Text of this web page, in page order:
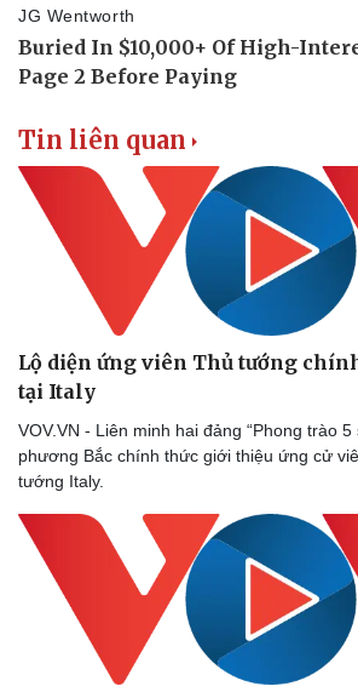
Thông tin doanh nghiệp
Doanh nghiệp 24h
Doanh nhân
Vì cộng đồng
Tin
Trải
Chuyển
Tin liên quan
Lộ diện ứng viên Thủ tướng
tại Italy
VOV.VN - Liên minh hai đảng “Phong trào 5
phương Bắc chính thức giới thiệu ứng cử
tướng Italy.